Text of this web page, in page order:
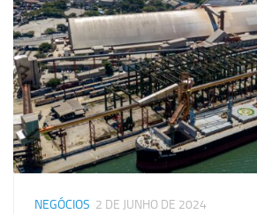
NEGÓCIOS 2 DE JUNHO DE 2024